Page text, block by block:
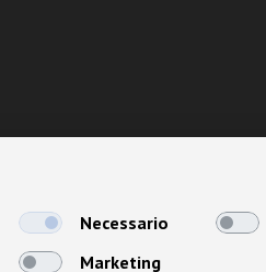
Necessario
Marketing